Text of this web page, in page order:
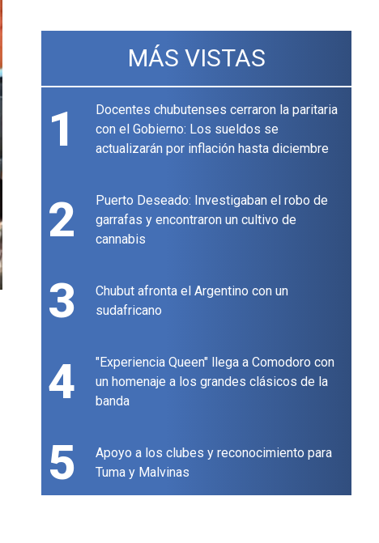
MÁS VISTAS
1
Docentes chubutenses cerraron la paritaria
con el Gobierno: Los sueldos se
actualizarán por inflación hasta diciembre
2
Puerto Deseado: Investigaban el robo de
garrafas y encontraron un cultivo de
cannabis
3
Chubut afronta el Argentino con un
sudafricano
4
"Experiencia Queen" llega a Comodoro con
un homenaje a los grandes clásicos de la
banda
5
Apoyo a los clubes y reconocimiento para
Tuma y Malvinas